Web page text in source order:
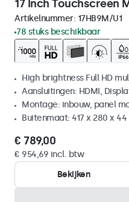
17 Inch Touchscreen
Artikelnummer: 17HB9M/U1
78 stuks beschikbaar
High brightness Full HD
Aansluitingen: HDMI,
Montage: inbouw, panel
Buitenmaat: 417 x 280 x 44
€ 789,00
€ 954,69 incl. btw
Bekijken